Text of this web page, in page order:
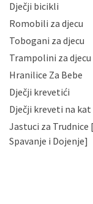
gubitka ili
korisnika i
Vaših
slučajevima
da možete
zatražiti
podataka.
gore
Dječji bicikli
Romobili za djecu
Tobogani za djecu
Trampolini za djecu
Hranilice Za Bebe
Dječji krevetići
Dječji kreveti na kat
Jastuci za Trudnice
Spavanje i Dojenje]